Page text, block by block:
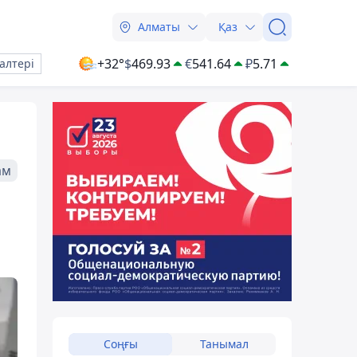
Алматы Қаз
+32°$469.93 €541.64 ₽5.71
Соңғы Танымал